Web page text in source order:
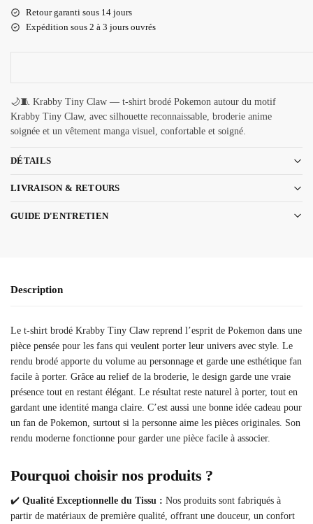
Retour garanti sous 14 jours
Expédition sous 2 à 3 jours ouvrés
🌙🧵 Krabby Tiny Claw — t-shirt brodé Pokemon autour du motif
Krabby Tiny Claw, avec silhouette reconnaissable, broderie anime
soignée et un vêtement manga visuel, confortable et soigné.
DÉTAILS
LIVRAISON & RETOURS
GUIDE D'ENTRETIEN
Description
Le t-shirt brodé Krabby Tiny Claw reprend l’esprit de Pokemon dans une
pièce pensée pour les fans qui veulent porter leur univers avec style. Le
rendu brodé apporte du volume au personnage et garde une esthétique fan
facile à porter. Grâce au relief de la broderie, le design garde une vraie
présence tout en restant élégant. Le résultat reste naturel à porter, tout en
gardant une identité manga claire. C’est aussi une bonne idée cadeau pour
un fan de Pokemon, surtout si la personne aime les pièces originales. Son
rendu moderne fonctionne pour garder une pièce facile à associer.
Pourquoi choisir nos produits ?
✔️ Qualité Exceptionnelle du Tissu : Nos produits sont fabriqués à
partir de matériaux de première qualité, offrant une douceur, un confort